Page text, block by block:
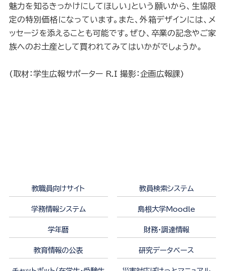
魅力を知るきっかけにしてほしい」という願いから、生協限
定の特別価格になっています。また、外箱デザインには、メ
ッセージを添えることも可能です。ぜひ、卒業の記念やご家
族へのお土産として買われてみてはいかがでしょうか。
(取材：学生広報サポーター R.I 撮影：企画広報課)
教職員向けサイト 教員検索システム
学務情報システム 島根大学Moodle
学年暦 財務・調達情報
教育情報の公表 研究データベース